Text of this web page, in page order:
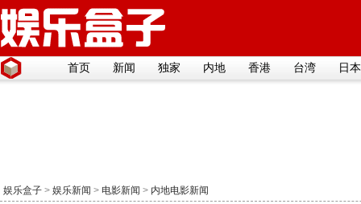
首页 新闻 独家 内地 香港 台湾 日本
娱乐盒子 > 娱乐新闻 > 电影新闻 > 内地电影新闻